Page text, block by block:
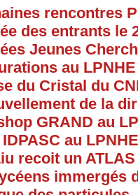
rencontres
des entrants le
Jeunes
au LPNHE
du Cristal du
de la
GRAND au
au LPNHE
recoit un
immergés